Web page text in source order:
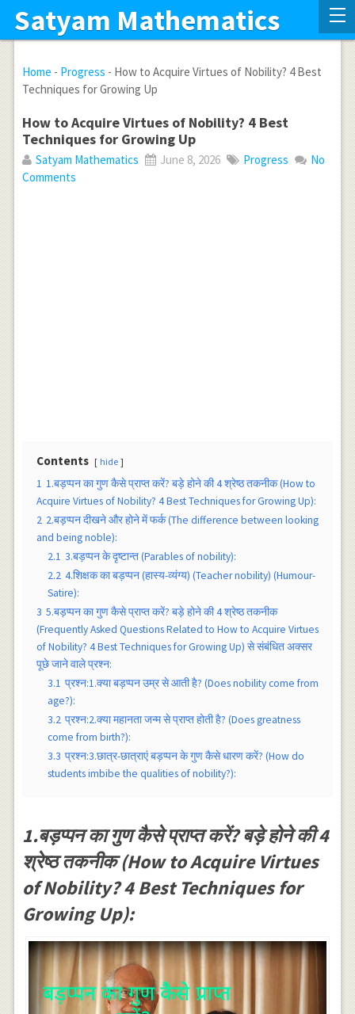
Satyam Mathematics
Home - Progress - How to Acquire Virtues of Nobility? 4 Best
Techniques for Growing Up
How to Acquire Virtues of Nobility? 4 Best
Techniques for Growing Up
Satyam Mathematics June 8, 2026 Progress
No
Comments
Contents hide
1 1.बड़प्पन का गुण कैसे प्राप्त करें? बड़े होने की 4 श्रेष्ठ तकनीक (How to
Acquire Virtues of Nobility? 4 Best Techniques for Growing Up):
2 2.बड़प्पन दीखने और होने में फर्क (The difference between looking
and being noble):
2.1 3.बड़प्पन के दृष्टान्त (Parables of nobility):
2.2 4.शिक्षक का बड़प्पन (हास्य-व्यंग्य) (Teacher nobility) (Humour-
Satire):
3 5.बड़प्पन का गुण कैसे प्राप्त करें? बड़े होने की 4 श्रेष्ठ तकनीक
(Frequently Asked Questions Related to How to Acquire Virtues
of Nobility? 4 Best Techniques for Growing Up) से संबंधित अक्सर
पूछे जाने वाले प्रश्न:
3.1 प्रश्न:1.क्या बड़प्पन उम्र से आती है? (Does nobility come from
age?):
3.2 प्रश्न:2.क्या महानता जन्म से प्राप्त होती है? (Does greatness
come from birth?):
3.3 प्रश्न:3.छात्र-छात्राएं बड़प्पन के गुण कैसे धारण करें? (How do
students imbibe the qualities of nobility?):
1.बड़प्पन का गुण कैसे प्राप्त करें? बड़े होने की 4
श्रेष्ठ तकनीक (How to Acquire Virtues
of Nobility? 4 Best Techniques for
Growing Up):